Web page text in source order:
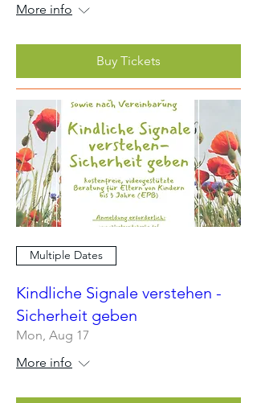
More info
Buy Tickets
Multiple Dates
Kindliche Signale verstehen -
Sicherheit geben
Mon, Aug 17
More info